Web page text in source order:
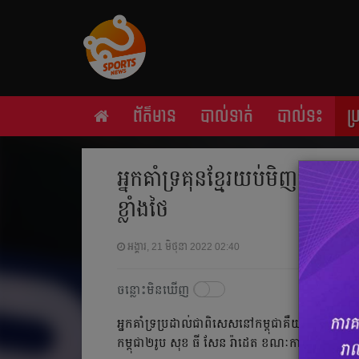
ព័ត៌មាន បាល់ទាត់ បាល់ទះ
អ្នក​គាំទ្រ​គុន​ខ្មែរ​យប់​មិញ​មើល​
ខ្លាំង​ថៃ​
អង្គារ, 21 មិថុនា 2022 02:40
ចន្លោះមិនឃើញ
អ្នក​គាំទ្រ​ប្រដាល់​ជា​ពិសេស​នៅ​កម្ពុជា​គឺ​យប់​មិញ​នេះ​ភា
កម្ពុជា​២​រូប​ សុខ​ ធី​ សែន​ រ៉ាដេត​ ខណៈ​ការ​រង់ចាំ​ទ